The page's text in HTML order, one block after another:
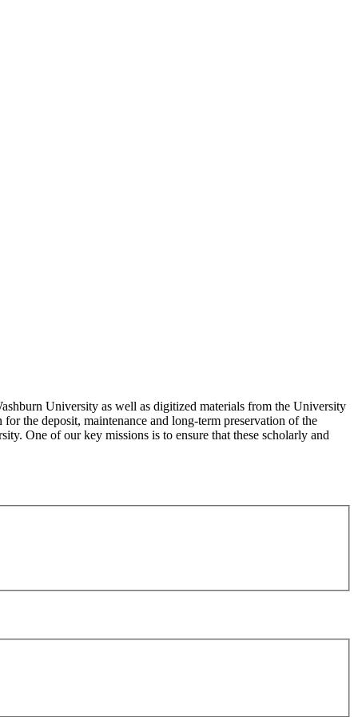
University as well as digitized materials from the University
the deposit, maintenance and long-term preservation of the
One of our key missions is to ensure that these scholarly and